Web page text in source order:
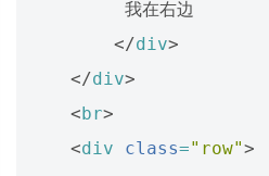
</div>
</div>
< br>
<div class="row">